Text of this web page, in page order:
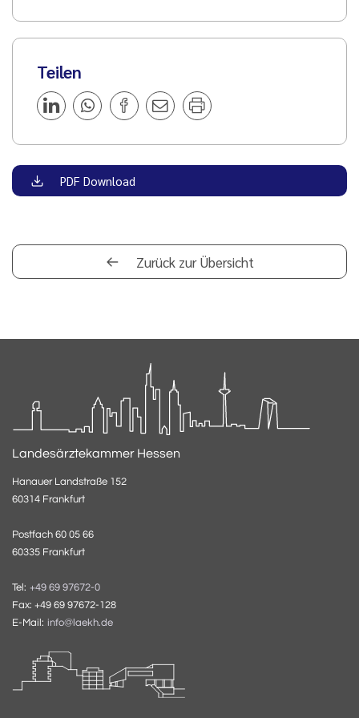
Teilen
PDF Download
Zurück zur Übersicht
Landesärztekammer Hessen
Hanauer Landstraße 152
60314 Frankfurt
Postfach 60 05 66
60335 Frankfurt
Tel: +49 69 97672-0
Fax: +49 69 97672-128
E-Mail: info@laekh.de